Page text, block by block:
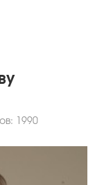
1990